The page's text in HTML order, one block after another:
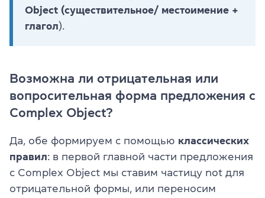
Object (существительное/ местоимение +
глагол).
Возможна ли отрицательная или
вопросительная форма предложения с
Complex Object?
Да, обе формируем с помощью классических
правил: в первой главной части предложения
с Complex Object мы ставим частицу not для
отрицательной формы, или переносим